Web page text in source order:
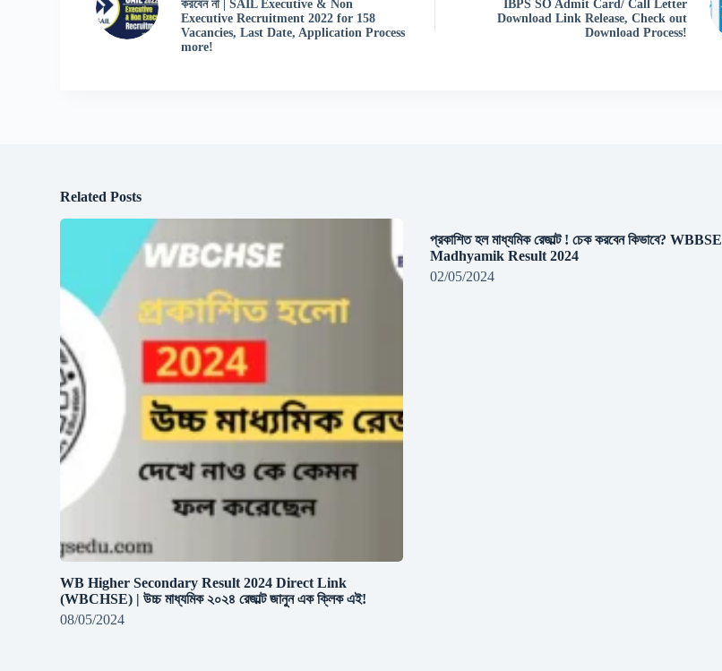
করবেন না | SAIL Executive & Non
Executive Recruitment 2022 for 158
Vacancies, Last Date, Application Process
more!
IBPS SO Admit Card/ Call Letter
Download Link Release, Check out
Download Process!
Related Posts
WB Higher Secondary Result 2024 Direct Link
(WBCHSE) | উচ্চ মাধ্যমিক ২০২৪ রেজাল্ট জানুন এক ক্লিক এই!
08/05/2024
প্রকাশিত হল মাধ্যমিক রেজাল্ট ! চেক করবেন কিভাবে? WBBSE
Madhyamik Result 2024
02/05/2024